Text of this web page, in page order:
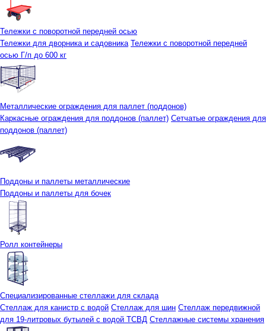
Тележки с поворотной передней осью
Тележки для дворника и садовника Тележки с поворотной передней
осью Г/п до 600 кг
Металлические ограждения для паллет (поддонов)
Каркасные ограждения для поддонов (паллет) Сетчатые ограждения для
поддонов (паллет)
Поддоны и паллеты металлические
Поддоны и паллеты для бочек
Ролл контейнеры
Специализированные стеллажи для склада
Стеллаж для канистр с водой Стеллаж для шин Стеллаж передвижной
для 19-литровых бутылей с водой ТСВД Стеллажные системы хранения